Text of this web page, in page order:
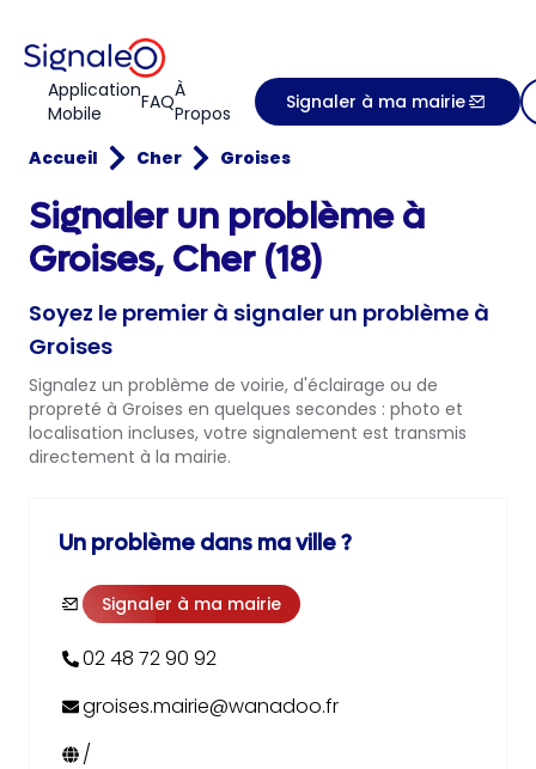
Application
Mobile
FAQÀ
Propos
Signaler à ma mairie
Accueil Cher Groises
Signaler un problème à
Groises, Cher (18)
Soyez le premier à signaler un problème à
Groises
Signalez un problème de voirie, d'éclairage ou de
propreté à Groises en quelques secondes : photo et
localisation incluses, votre signalement est transmis
directement à la mairie.
Un problème dans ma ville ?
Signaler à ma mairie
02 48 72 90 92
groises.mairie@wanadoo.fr
/